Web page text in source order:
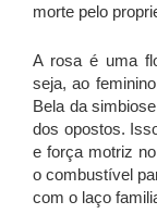
morte pelo
A rosa é uma
seja, ao
Bela da
dos opostos.
e força motriz
o combustível
com o laço